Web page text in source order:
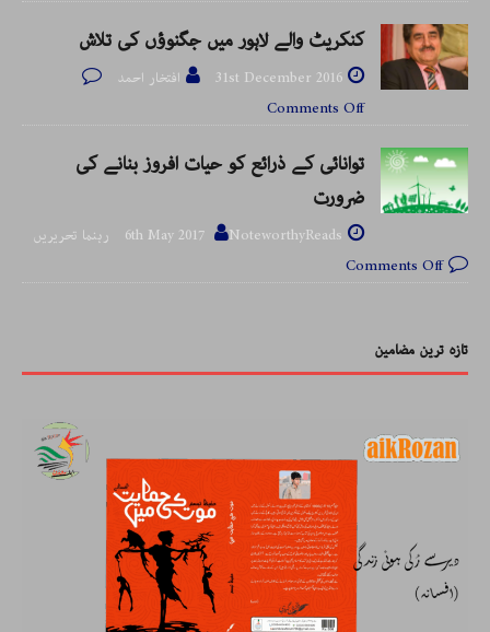
کنکریٹ والے لاہور میں جگنوؤں کی تلاش
31st December 2016
افتخار احمد
Comments Off
توانائی کے ذرائع کو حیات افروز بنانے کی
ضرورت
6th May 2017
NoteworthyReads رہنما تحریریں
Comments Off
تازہ ترین مضامین